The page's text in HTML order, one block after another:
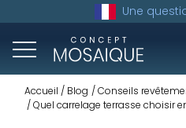
Une
Accueil Blog
Conseils
Quel carrelage terrasse choisir